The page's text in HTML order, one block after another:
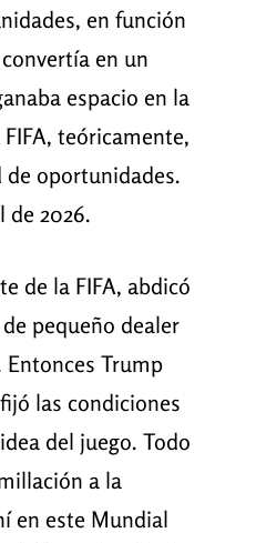
en función
en un
espacio en la
teóricamente,
de oportunidades.
de 2026.
de la FIFA, abdicó
pequeño dealer
Trump
las condiciones
del juego. Todo
a la
en este Mundial